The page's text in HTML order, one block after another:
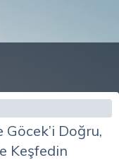
Doğru,
Keşfedin